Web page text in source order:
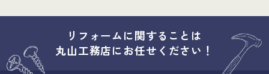
リフォームに関することは
丸山工務店にお任せください！